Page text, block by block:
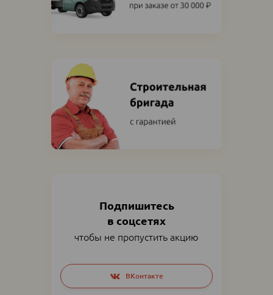
Подпишитесь
в соцсетях
чтобы не пропустить акцию
Social
networks
links
ВКонтакте